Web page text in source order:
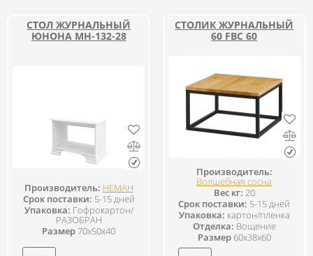
СТОЛ ЖУРНАЛЬНЫЙ
ЮНОНА МН-132-28
Производитель: НЕМАН
Срок поставки: 5-15 дней
Упаковка: Гофрокартон/
РАЗОБРАН
Размер70x50x40
СТОЛИК ЖУРНАЛЬНЫЙ
60 FBC 60
Производитель:
Волшебная сосна
Вес кг: 20
Срок поставки: 5-15 дней
Упаковка: картон/пленка
Отделка: Вощение
Размер60x38x60